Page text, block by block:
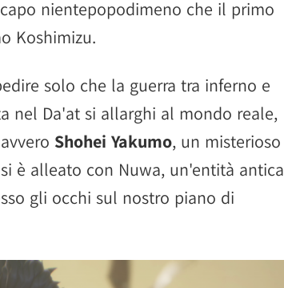
nientepopodimeno che il primo
Koshimizu.
solo che la guerra tra inferno e
nel Da'at si allarghi al mondo reale,
Shohei Yakumo, un misterioso
è alleato con Nuwa, un'entità antica
gli occhi sul nostro piano di